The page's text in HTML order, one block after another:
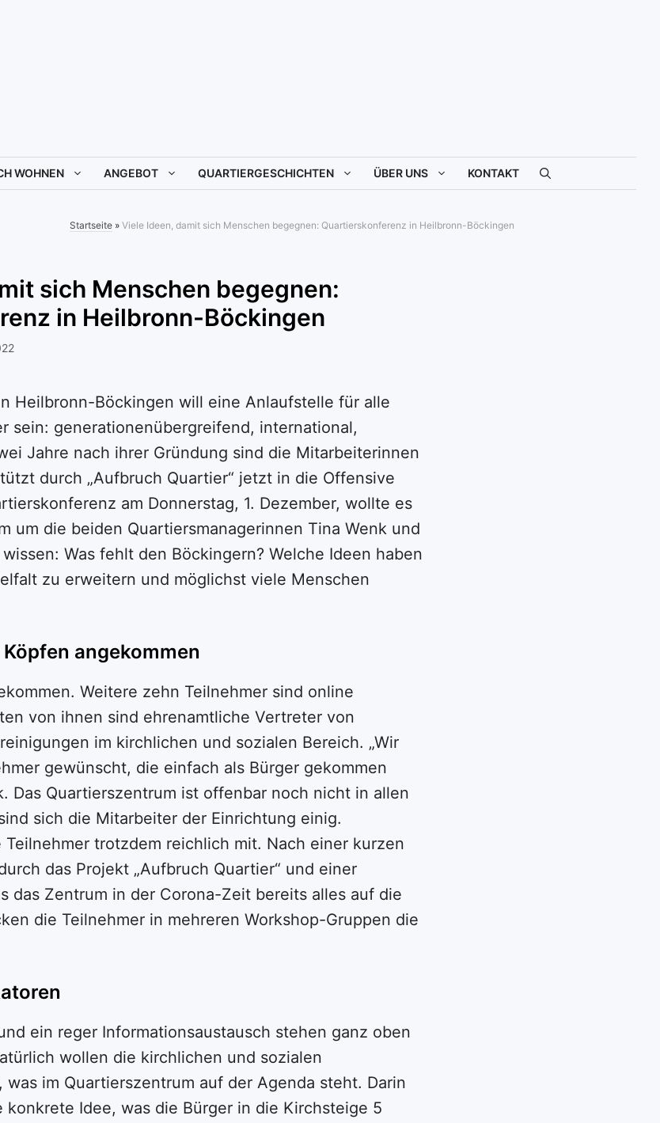
WOHNEN ANGEBOT QUARTIERGESCHICHTEN ÜBER UNS KONTAKT
Startseite» Viele Ideen, damit sich Menschen begegnen: Quartierskonferenz in Heilbronn-Böckingen
sich Menschen begegnen:
in Heilbronn-Böckingen
Heilbronn-Böckingen will eine Anlaufstelle für alle
sein: generationenübergreifend, international,
Jahre nach ihrer Gründung sind die Mitarbeiterinnen
durch „Aufbruch Quartier“ jetzt in die Offensive
am Donnerstag, 1. Dezember, wollte es
um die beiden Quartiersmanagerinnen Tina Wenk und
Was fehlt den Böckingern? Welche Ideen haben
zu erweitern und möglichst viele Menschen
angekommen
Weitere zehn Teilnehmer sind online
von ihnen sind ehrenamtliche Vertreter von
im kirchlichen und sozialen Bereich. „Wir
gewünscht, die einfach als Bürger gekommen
Das Quartierszentrum ist offenbar noch nicht in allen
sich die Mitarbeiter der Einrichtung einig.
trotzdem reichlich mit. Nach einer kurzen
das Projekt „Aufbruch Quartier“ und einer
das Zentrum in der Corona-Zeit bereits alles auf die
die Teilnehmer in mehreren Workshop-Gruppen die
ein reger Informationsaustausch stehen ganz oben
wollen die kirchlichen und sozialen
was im Quartierszentrum auf der Agenda steht. Darin
Idee, was die Bürger in die Kirchsteige 5